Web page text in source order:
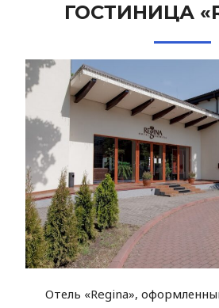
ГОСТИНИЦА
Отель «Regina»,